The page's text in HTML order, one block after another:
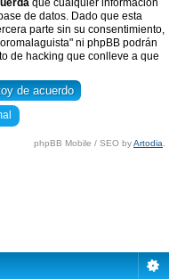
que cualquier información
de datos. Dado que esta
parte sin su consentimiento,
ni phpBB podrán
de hacking que conlleve a que
phpBB Mobile / SEO byArtodia